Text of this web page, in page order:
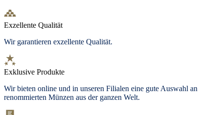
Exzellente Qualität
Wir garantieren exzellente Qualität.
Exklusive Produkte
Wir bieten online und in unseren Filialen eine gute Auswahl an
renommierten Münzen aus der ganzen Welt.